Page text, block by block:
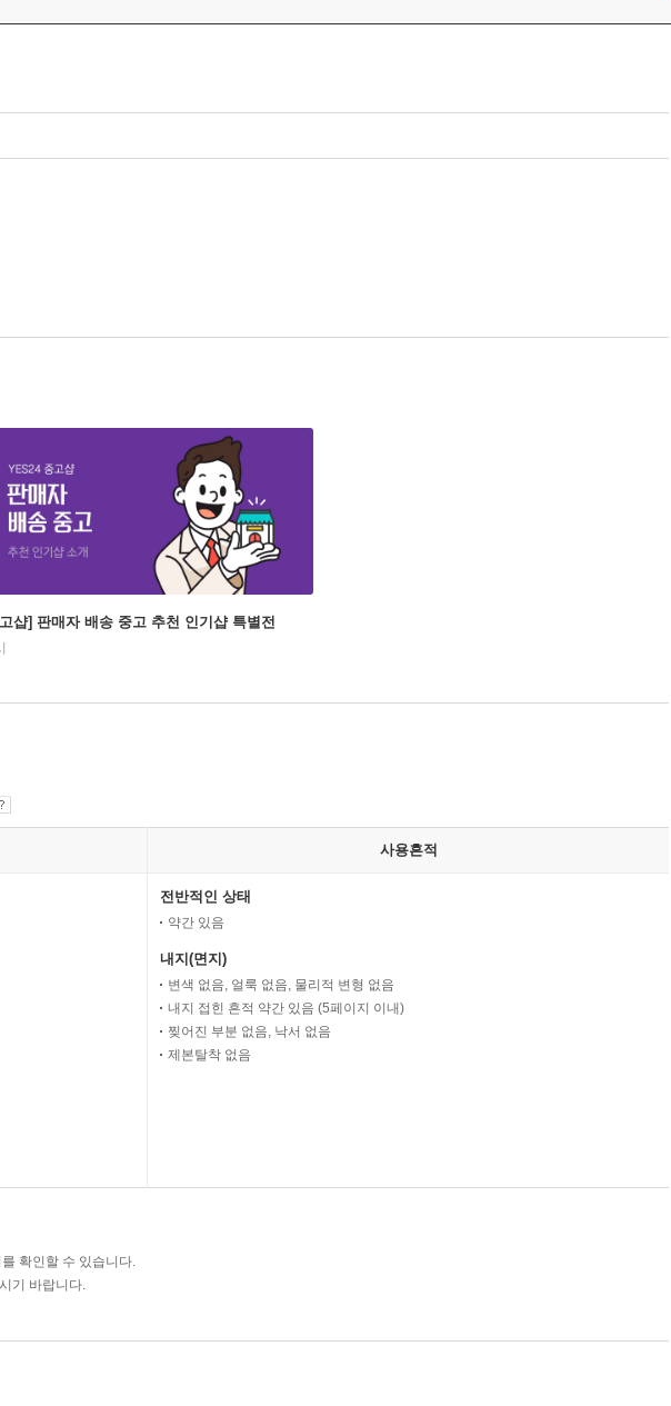
샵] 판매자 배송 중고 추천 인기샵 특별전
사용흔적
전반적인 상태
약간 있음
내지(면지)
변색 없음, 얼룩 없음, 물리적 변형 없음
내지 접힌 흔적 약간 있음 (5페이지 이내)
찢어진 부분 없음, 낙서 없음
제본탈착 없음
확인할 수 있습니다.
기 바랍니다.